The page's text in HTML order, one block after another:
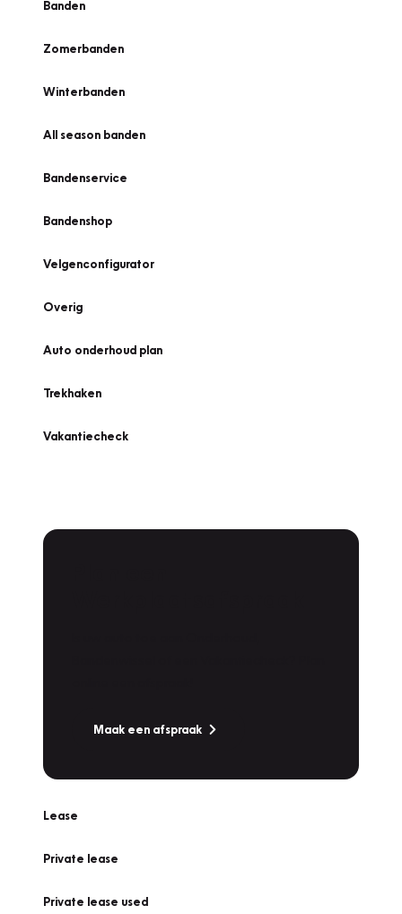
Banden
Zomerbanden
Winterbanden
All season banden
Bandenservice
Bandenshop
Velgenconfigurator
Overig
Auto onderhoud plan
Trekhaken
Vakantiecheck
Maak een afspraak
Lease
Private lease
Private lease used